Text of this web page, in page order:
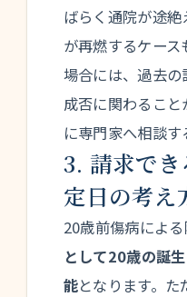
ばらく通院が途
が再燃するケー
場合には、過去
成否に関わるこ
に専門家へ相談す
3. 請求で
定日の考え
20歳前傷病による
として20歳の誕
能となります。